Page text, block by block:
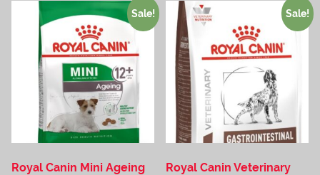
Sale!
Royal Canin Mini Ageing
Sale!
Royal Canin Veterinary